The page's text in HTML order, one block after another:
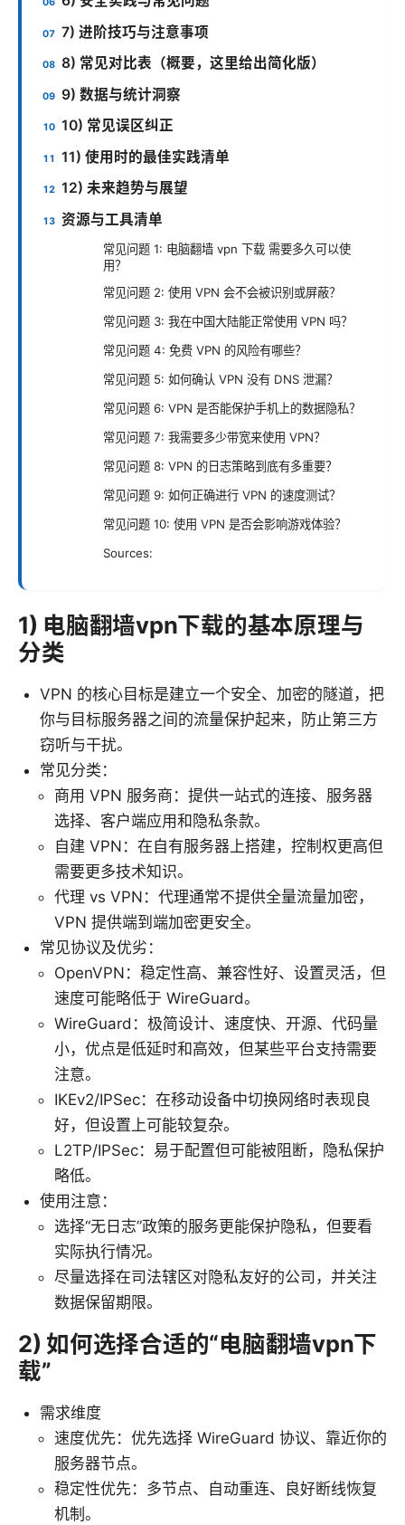
7) 进阶技巧与注意事项
8) 常见对比表（概要，这里给出简化版）
9) 数据与统计洞察
10) 常见误区纠正
11) 使用时的最佳实践清单
12) 未来趋势与展望
资源与工具清单
常见问题 1: 电脑翻墙 vpn 下载 需要多久可以使
用？
常见问题 2: 使用 VPN 会不会被识别或屏蔽？
常见问题 3: 我在中国大陆能正常使用 VPN 吗？
常见问题 4: 免费 VPN 的风险有哪些？
常见问题 5: 如何确认 VPN 没有 DNS 泄漏？
常见问题 6: VPN 是否能保护手机上的数据隐私？
常见问题 7: 我需要多少带宽来使用 VPN？
常见问题 8: VPN 的日志策略到底有多重要？
常见问题 9: 如何正确进行 VPN 的速度测试？
常见问题 10: 使用 VPN 是否会影响游戏体验？
Sources:
1) 电脑翻墙vpn下载的基本原理与
分类
VPN 的核心目标是建立一个安全、加密的隧道，把
你与目标服务器之间的流量保护起来，防止第三方
窃听与干扰。
常见分类：
商用 VPN 服务商：提供一站式的连接、服务器
选择、客户端应用和隐私条款。
自建 VPN：在自有服务器上搭建，控制权更高但
需要更多技术知识。
代理 vs VPN：代理通常不提供全量流量加密，
VPN 提供端到端加密更安全。
常见协议及优劣：
OpenVPN：稳定性高、兼容性好、设置灵活，但
速度可能略低于 WireGuard。
WireGuard：极简设计、速度快、开源、代码量
小，优点是低延时和高效，但某些平台支持需要
注意。
IKEv2/IPSec：在移动设备中切换网络时表现良
好，但设置上可能较复杂。
L2TP/IPSec：易于配置但可能被阻断，隐私保护
略低。
使用注意：
选择“无日志”政策的服务更能保护隐私，但要看
实际执行情况。
尽量选择在司法辖区对隐私友好的公司，并关注
数据保留期限。
2) 如何选择合适的“电脑翻墙vpn下
载”
需求维度
速度优先：优先选择 WireGuard 协议、靠近你的
服务器节点。
稳定性优先：多节点、自动重连、良好断线恢复
机制。